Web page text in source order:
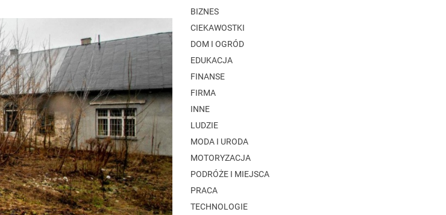
BIZNES
CIEKAWOSTKI
DOM I OGRÓD
EDUKACJA
FINANSE
FIRMA
INNE
LUDZIE
MODA I URODA
MOTORYZACJA
PODRÓŻE I MIEJSCA
PRACA
TECHNOLOGIE